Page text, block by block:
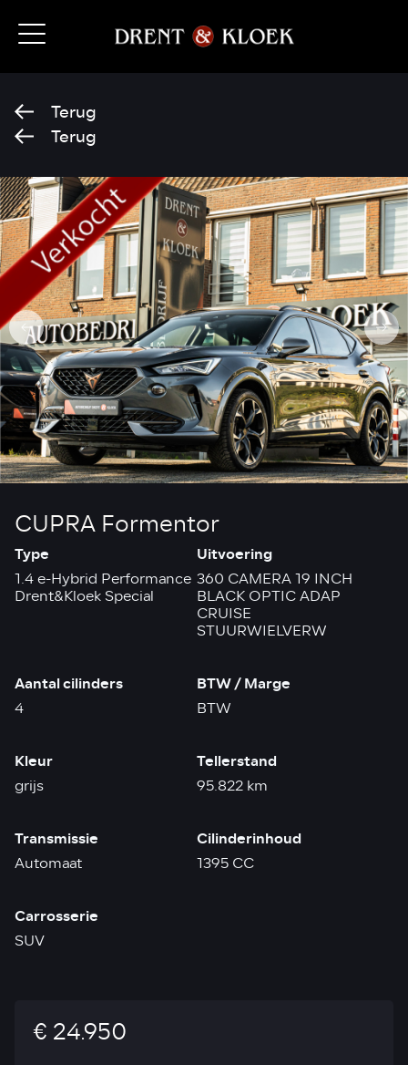
Terug
Terug
CUPRA Formentor
Type
1.4 e-Hybrid Performance
Drent&Kloek Special
Uitvoering
360 CAMERA 19 INCH
BLACK OPTIC ADAP
CRUISE
STUURWIELVERW
Aantal cilinders
4
BTW / Marge
BTW
Kleur
grijs
Tellerstand
95.822 km
Transmissie
Automaat
Cilinderinhoud
1395 CC
Carrosserie
SUV
€ 24.950